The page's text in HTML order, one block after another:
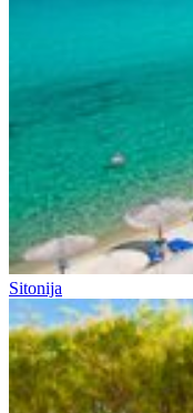
Sitonija